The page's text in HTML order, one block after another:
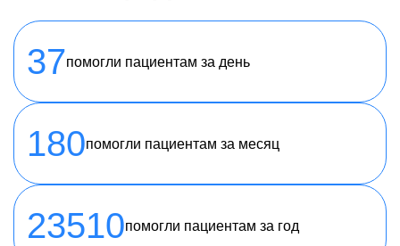
37помогли пациентам за день
180помогли пациентам за месяц
23510помогли пациентам за год